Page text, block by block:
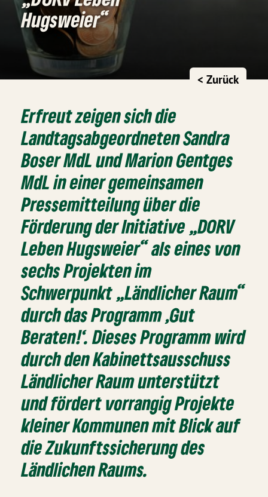
Hugsweier“
< Zurück
Erfreut zeigen sich die
Landtagsabgeordneten Sandra
Boser MdL und Marion Gentges
MdL in einer gemeinsamen
Pressemitteilung über die
Förderung der Initiative „DORV
Leben Hugsweier“ als eines von
sechs Projekten im
Schwerpunkt „Ländlicher Raum“
durch das Programm ,Gut
Beraten!‘. Dieses Programm wird
durch den Kabinettsausschuss
Ländlicher Raum unterstützt
und fördert vorrangig Projekte
kleiner Kommunen mit Blick auf
die Zukunftssicherung des
Ländlichen Raums.